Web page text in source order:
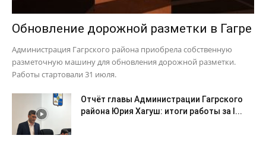
Обновление дорожной разметки в Гагре
Администрация Гагрского района приобрела собственную
разметочную машину для обновления дорожной разметки.
Работы стартовали 31 июля.
Отчёт главы Администрации Гагрского
района Юрия Хагуш: итоги работы за I...